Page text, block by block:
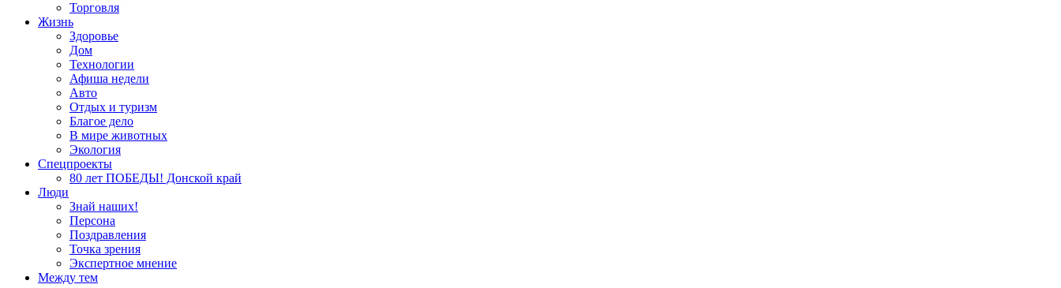
Торговля
Жизнь
Здоровье
Дом
Технологии
Афиша недели
Авто
Отдых и туризм
Благое дело
В мире животных
Экология
Спецпроекты
80 лет ПОБЕДЫ! Донской край
Люди
Знай наших!
Персона
Поздравления
Точка зрения
Экспертное мнение
Между тем